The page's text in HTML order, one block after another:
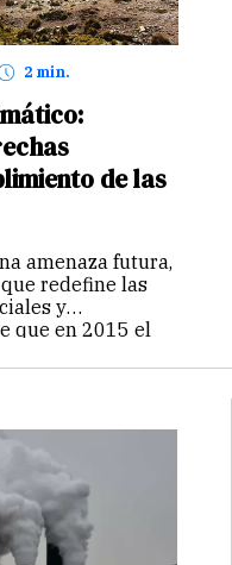
2 min.
de las
amenaza futura,
redefine las
y
que en 2015 el
(NDC) —los